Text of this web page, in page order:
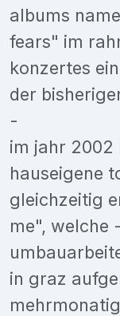
albums
fears" im
konzertes
der
-
im jahr 2002
hauseigene
gleichzeitig
me", welche
in graz